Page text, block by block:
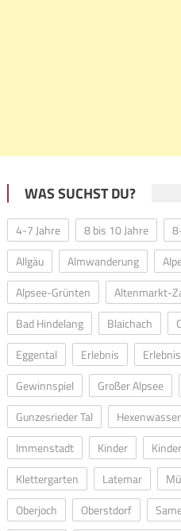
WAS SUCHST DU?
4-7 Jahre 8 bis 10 Jahre
Allgäu
Almwanderung
Alpsee-Grünten
Altenmarkt-
Bad Hindelang
Blaichach
Eggental
Erlebnis
Gewinnspiel
Großer Alpsee
Gunzesrieder Tal
Hexenwasser
Immenstadt
Kinder
Klettergarten
Latemar
Oberjoch
Oberstdorf